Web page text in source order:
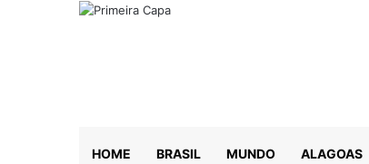
HOME BRASIL MUNDO ALAGOAS